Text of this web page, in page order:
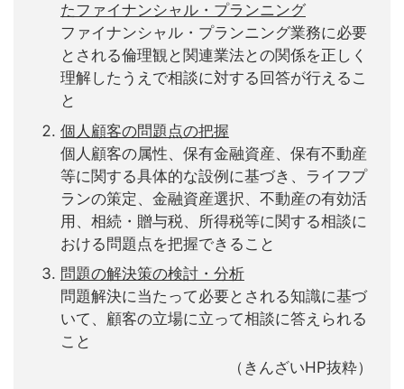
たファイナンシャル・プランニング
ファイナンシャル・プランニング業務に必要
とされる倫理観と関連業法との関係を正しく
理解したうえで相談に対する回答が行えるこ
と
個人顧客の問題点の把握
個人顧客の属性、保有金融資産、保有不動産
等に関する具体的な設例に基づき、ライフプ
ランの策定、金融資産選択、不動産の有効活
用、相続・贈与税、所得税等に関する相談に
おける問題点を把握できること
問題の解決策の検討・分析
問題解決に当たって必要とされる知識に基づ
いて、顧客の立場に立って相談に答えられる
こと
（きんざいHP抜粋）